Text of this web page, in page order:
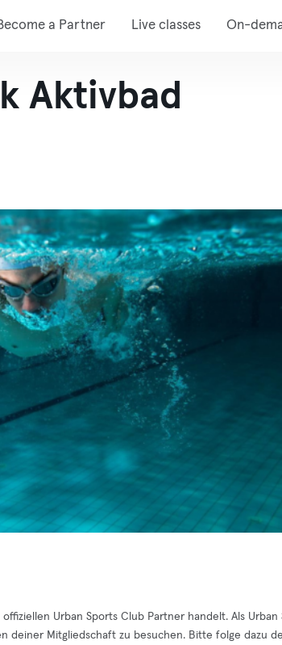
a Partner Live classes On-
Aktivbad
Urban Sports Club Partner handelt. Als
deiner Mitgliedschaft zu besuchen. Bitte folge dazu